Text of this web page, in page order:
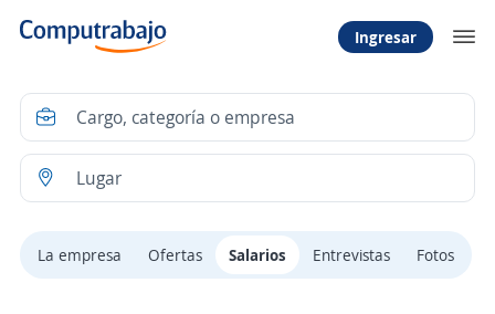
Ingresar
La empresa Ofertas Salarios Entrevistas Fotos